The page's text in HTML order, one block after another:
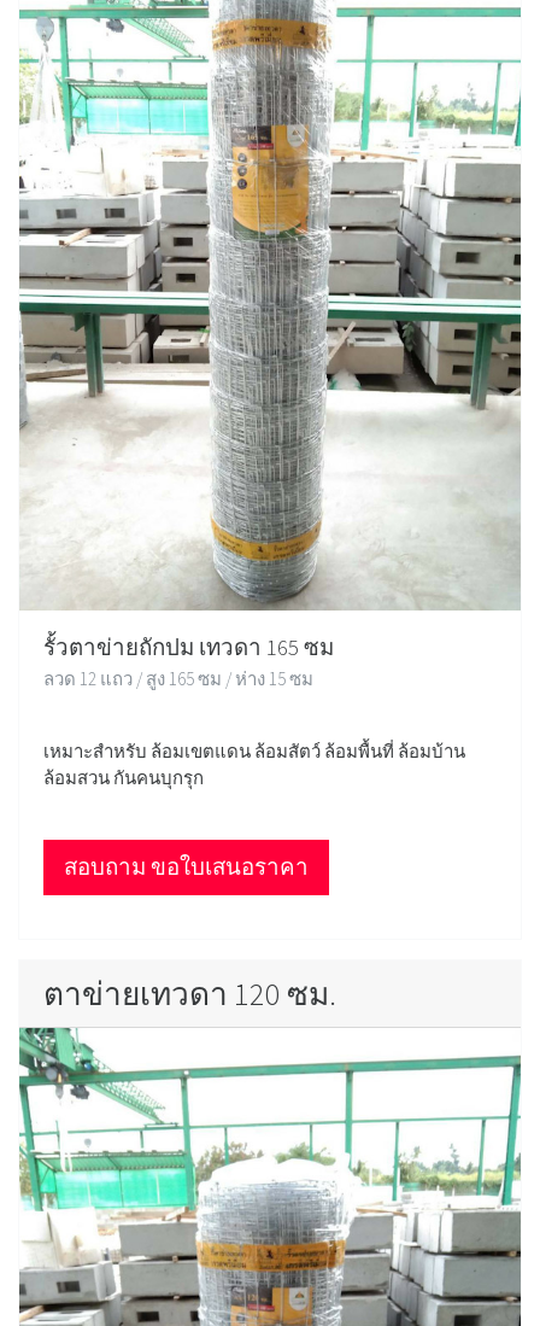
รั้วตาข่ายถักปม เทวดา 165 ซม
ลวด 12 แถว / สูง 165 ซม / ห่าง 15 ซม
เหมาะสำหรับ ล้อมเขตแดน ล้อมสัตว์ ล้อมพื้นที่ ล้อมบ้าน
ล้อมสวน กันคนบุกรุก
สอบถาม ขอใบเสนอราคา
ตาข่ายเทวดา 120 ซม.